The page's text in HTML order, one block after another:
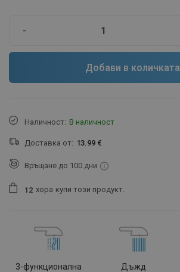
-
Добави в количката
Наличност: В наличност
Доставка от: 13.99 €
Връщане до 100 дни
1 2 хора купи този продукт.
3-функционална Дъжд